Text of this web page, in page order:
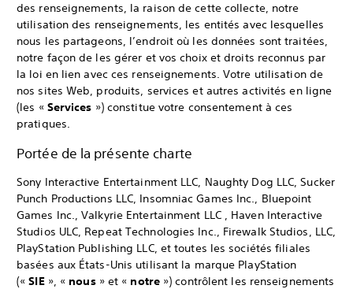
des renseignements, la raison de cette collecte, notre
utilisation des renseignements, les entités avec lesquelles
nous les partageons, l’endroit où les données sont traitées,
notre façon de les gérer et vos choix et droits reconnus par
la loi en lien avec ces renseignements. Votre utilisation de
nos sites Web, produits, services et autres activités en ligne
(les « Services ») constitue votre consentement à ces
pratiques.
Portée de la présente charte
Sony Interactive Entertainment LLC, Naughty Dog LLC, Sucker
Punch Productions LLC, Insomniac Games Inc., Bluepoint
Games Inc., Valkyrie Entertainment LLC , Haven Interactive
Studios ULC, Repeat Technologies Inc., Firewalk Studios, LLC,
PlayStation Publishing LLC, et toutes les sociétés filiales
basées aux États-Unis utilisant la marque PlayStation
(«SIE», « nous» et « notre») contrôlent les renseignements